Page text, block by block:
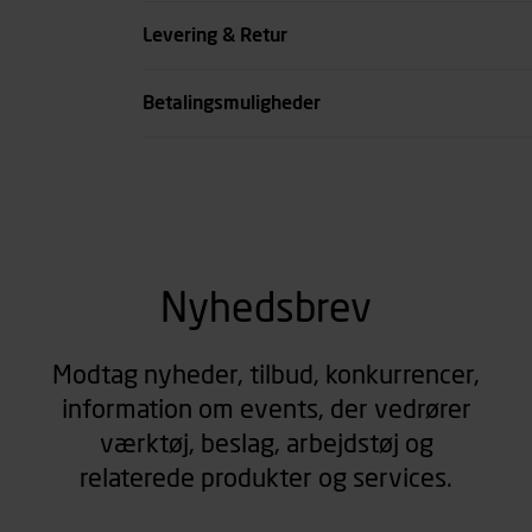
Levering & Retur
Betalingsmuligheder
Nyhedsbrev
Modtag nyheder, tilbud, konkurrencer,
information om events, der vedrører
værktøj, beslag, arbejdstøj og
relaterede produkter og services.